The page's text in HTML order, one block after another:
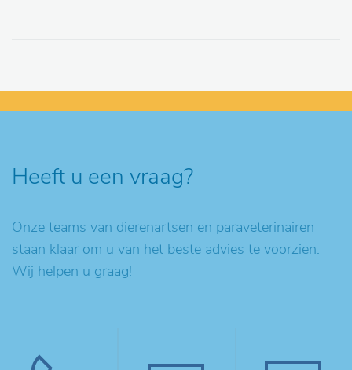
Heeft u een vraag?
Onze teams van dierenartsen en paraveterinairen
staan klaar om u van het beste advies te voorzien.
Wij helpen u graag!